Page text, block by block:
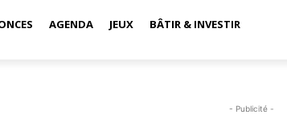
AGENDA JEUX BÂTIR & INVESTIR
- Publicité -